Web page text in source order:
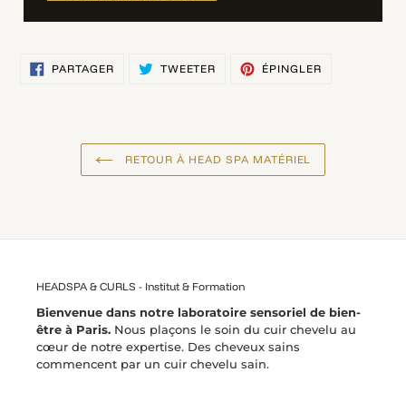
PARTAGERPARTAGER
SUR
TWEETER TWEETER
SUR
ÉPINGLER
RETOUR À HEAD SPA MATÉRIEL
HEADSPA & CURLS - Institut & Formation
Bienvenue dans notre laboratoire sensoriel de bien-
être à Paris. Nous plaçons le soin du cuir chevelu au
cœur de notre expertise. Des cheveux sains
commencent par un cuir chevelu sain.